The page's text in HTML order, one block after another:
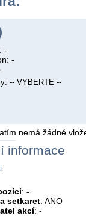
-
-
-- VYBERTE --
nemá žádné
informace
: -
setkaret: ANO
akcí: -